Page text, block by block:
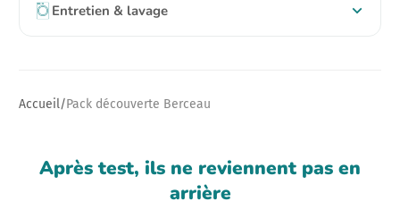
Entretien & lavage
Accueil Pack découverte Berceau
Après test, ils ne reviennent pas en
arrière